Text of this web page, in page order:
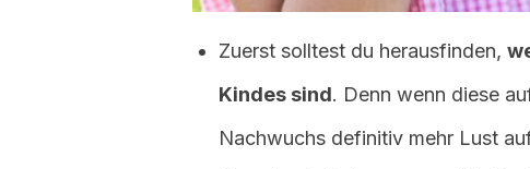
Zuerst solltest du herausfinden,
Kindes sind. Denn wenn diese
Nachwuchs definitiv mehr Lust